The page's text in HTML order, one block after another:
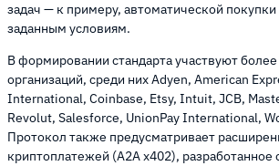
задач — к примеру, автоматической
заданным условиям.
В формировании стандарта участвуют
организаций, среди них Adyen, American
International, Coinbase, Etsy, Intuit, JCB,
Revolut, Salesforce, UnionPay International,
Протокол также предусматривает
криптоплатежей (A2A x402), разработанное